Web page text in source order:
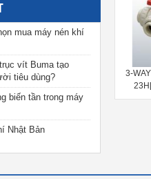
mua máy nén khí
vít Buma tạo
tiêu dùng?
biến tần trong máy
Nhật Bản
BALL VALVE TYPE 23[1/2-
4inch]（15-100mm）
3-